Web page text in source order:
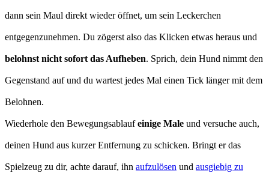
dann sein Maul direkt wieder öffnet, um sein Leckerchen
entgegenzunehmen. Du zögerst also das Klicken etwas heraus und
belohnst nicht sofort das Aufheben. Sprich, dein Hund nimmt den
Gegenstand auf und du wartest jedes Mal einen Tick länger mit dem
Belohnen.
Wiederhole den Bewegungsablaufeinige Male und versuche auch,
deinen Hund aus kurzer Entfernung zu schicken. Bringt er das
Spielzeug zu dir, achte darauf, ihn aufzulösen und ausgiebig zu